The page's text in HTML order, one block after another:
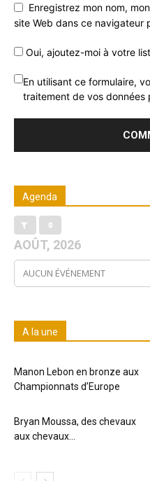
Enregistrez mon nom,
site Web dans ce navigateur
Oui, ajoutez-moi à votre
En utilisant ce formulaire,
traitement de vos données
Agenda
AOÛT, 2026
AUCUN ÉVÉNEMENT
A la une
Manon Lebon en bronze aux
Championnats d’Europe
Bryan Moussa, des chevaux
aux chevaux…